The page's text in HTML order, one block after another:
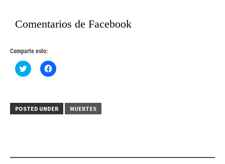
Comentarios de Facebook
Comparte esto:
Haz
clic
(Se
abre
Haz
clic
(Se
abre
POSTED UNDER MUERTES